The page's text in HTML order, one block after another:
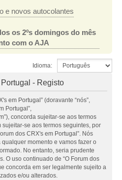
e novos autocolantes
os 2ºs domingos do mês
com o AJA
Idioma:
- Registo
em Portugal” (doravante “nós”,
Portugal”,
concorda sujeitar-se aos termos
se aos termos seguintes, por
dos CRX's em Portugal”. Nós
momento e vamos fazer o
No entanto, seria prudente
O uso continuado de “O Forum dos
concorda em ser legalmente sujeito a
e/ou alterados.